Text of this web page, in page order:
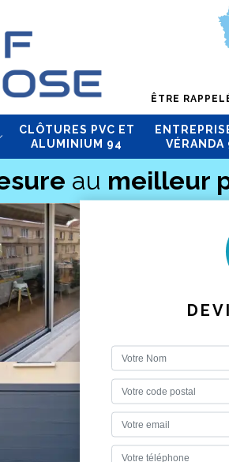
ÊTRE
CLÔTURES PVC ET
ALUMINIUM 94
VÉRANDA
au meilleur